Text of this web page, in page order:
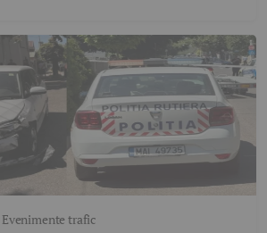
Evenimente trafic